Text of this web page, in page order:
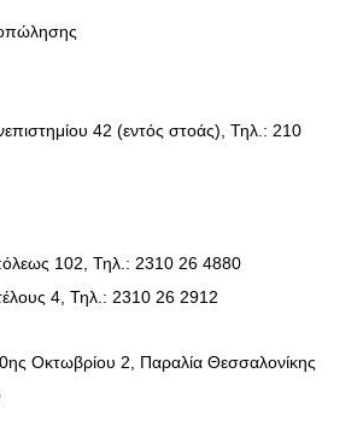
42 (εντός στοάς), Τηλ.: 210
102, Τηλ.: 2310 26 4880
4, Τηλ.: 2310 26 2912
Οκτωβρίου 2, Παραλία Θεσσαλονίκης